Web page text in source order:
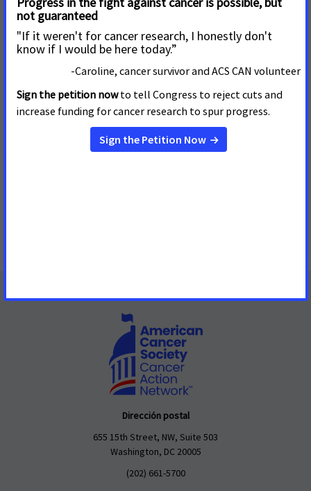
históricamente bajos. Notablemente, las leyes de ambientes
libres de humo han ayudado a crear un cambio cultural en
torno al hábito de fumar en interiores.
"El humo de segunda mano de la marihuana contiene
tóxicas que el humo de segunda mano del tabaco, y tiene
niveles más altos de material particulado fino, lo que puede
causar enfermedades cardiovasculares, irritación pulmonar,
ataques de asma y aumentar la probabilidad de infecciones
Dirección postal
655 15th Street, NW, Suite 503
Washington, DC 20005
(202) 661-5700